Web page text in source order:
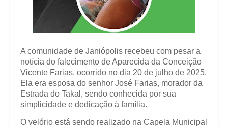
A comunidade de Janiópolis recebeu com pesar a
notícia do falecimento de Aparecida da Conceição
Vicente Farias, ocorrido no dia 20 de julho de 2025.
Ela era esposa do senhor José Farias, morador da
Estrada do Takal, sendo conhecida por sua
simplicidade e dedicação à família.
O velório está sendo realizado na Capela Municipal